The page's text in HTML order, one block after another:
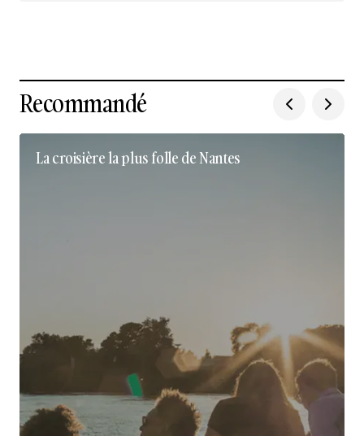
Recommandé
La croisière la plus folle de Nantes